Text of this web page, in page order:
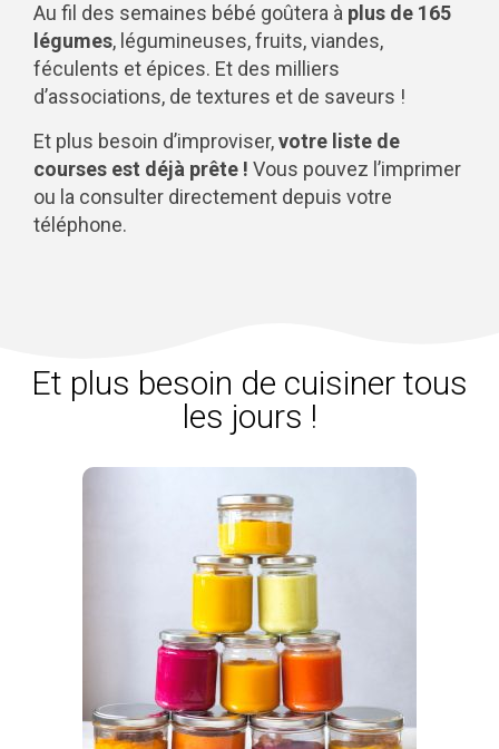
Au fil des semaines bébé goûtera à plus de 165
légumes, légumineuses, fruits, viandes,
féculents et épices. Et des milliers
d’associations, de textures et de saveurs !
Et plus besoin d’improviser,votre liste de
courses est déjà prête ! Vous pouvez l’imprimer
ou la consulter directement depuis votre
téléphone.
Et plus besoin de cuisiner tous
les jours !